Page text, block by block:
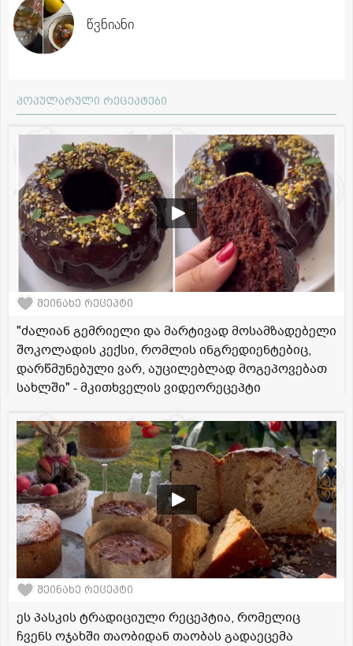
წვნიანი
პოპულარული რეცეპტები
შეინახე რეცეპტი
"ძალიან გემრიელი და მარტივად მოსამზადებელი
შოკოლადის კექსი, რომლის ინგრედიენტებიც,
დარწმუნებული ვარ, აუცილებლად მოგეპოვებათ
სახლში" - მკითხველის ვიდეორეცეპტი
შეინახე რეცეპტი
ეს პასკის ტრადიციული რეცეპტია, რომელიც
ჩვენს ოჯახში თაობიდან თაობას გადაეცემა